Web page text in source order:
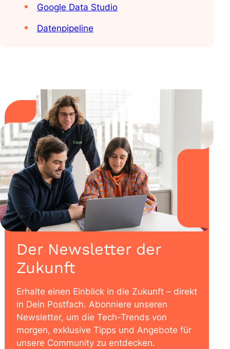
Google Data Studio
Datenpipeline
Der Newsletter der
Zukunft
Erhalte einen Einblick in die Zukunft – direkt
in Dein Postfach. Abonniere unseren
Newsletter, um die Tech-Trends von
morgen, exklusive Tipps und Angebote für
unsere Community zu entdecken.